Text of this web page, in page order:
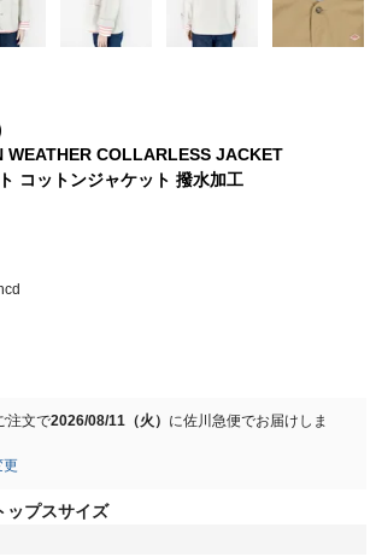
WEATHER COLLARLESS JACKET
コットンジャケット 撥水加工
注文で2026/08/11（火） に佐川急便でお届けしま
更
ップスサイズ